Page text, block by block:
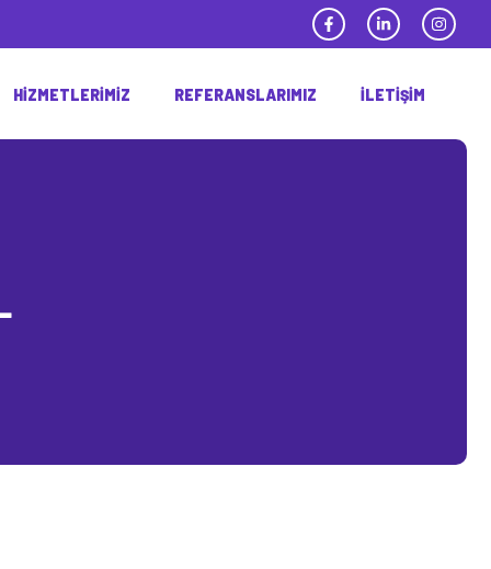
HIZMETLERIMIZ REFERANSLARIMIZ İLETIŞIM